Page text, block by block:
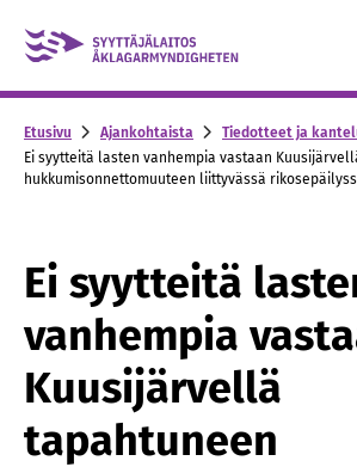
Skip to content -saavutettavuusohje
Etusivu Ajankohtaista
Tiedotteet ja
Ei syytteitä lasten vanhempia vastaan
hukkumisonnettomuuteen liittyvässä
Ei syytteitä
vanhempia
Kuusijärvellä
tapahtuneen